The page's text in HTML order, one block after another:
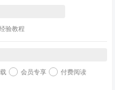
验教程
会员专享
付费阅读